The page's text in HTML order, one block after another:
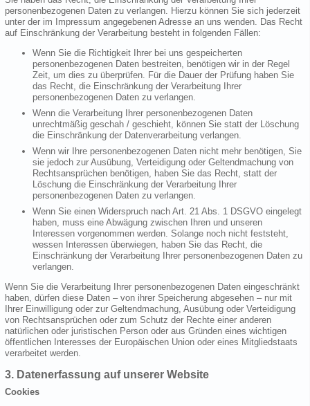
personenbezogenen Daten zu verlangen. Hierzu können Sie sich jederzeit
unter der im Impressum angegebenen Adresse an uns wenden. Das Recht
auf Einschränkung der Verarbeitung besteht in folgenden Fällen:
Wenn Sie die Richtigkeit Ihrer bei uns gespeicherten
personenbezogenen Daten bestreiten, benötigen wir in der Regel
Zeit, um dies zu überprüfen. Für die Dauer der Prüfung haben Sie
das Recht, die Einschränkung der Verarbeitung Ihrer
personenbezogenen Daten zu verlangen.
Wenn die Verarbeitung Ihrer personenbezogenen Daten
unrechtmäßig geschah / geschieht, können Sie statt der Löschung
die Einschränkung der Datenverarbeitung verlangen.
Wenn wir Ihre personenbezogenen Daten nicht mehr benötigen, Sie
sie jedoch zur Ausübung, Verteidigung oder Geltendmachung von
Rechtsansprüchen benötigen, haben Sie das Recht, statt der
Löschung die Einschränkung der Verarbeitung Ihrer
personenbezogenen Daten zu verlangen.
Wenn Sie einen Widerspruch nach Art. 21 Abs. 1 DSGVO eingelegt
haben, muss eine Abwägung zwischen Ihren und unseren
Interessen vorgenommen werden. Solange noch nicht feststeht,
wessen Interessen überwiegen, haben Sie das Recht, die
Einschränkung der Verarbeitung Ihrer personenbezogenen Daten zu
verlangen.
Wenn Sie die Verarbeitung Ihrer personenbezogenen Daten eingeschränkt
haben, dürfen diese Daten – von ihrer Speicherung abgesehen – nur mit
Ihrer Einwilligung oder zur Geltendmachung, Ausübung oder Verteidigung
von Rechtsansprüchen oder zum Schutz der Rechte einer anderen
natürlichen oder juristischen Person oder aus Gründen eines wichtigen
öffentlichen Interesses der Europäischen Union oder eines Mitgliedstaats
verarbeitet werden.
3. Datenerfassung auf unserer Website
Cookies